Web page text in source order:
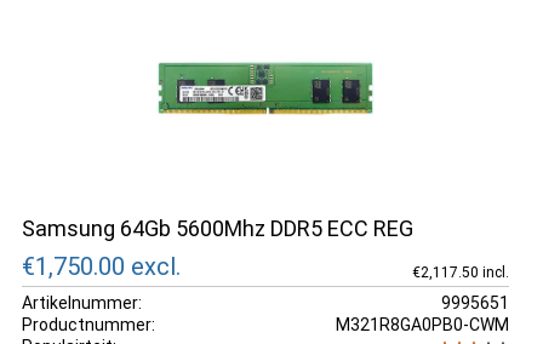
Samsung 64Gb 5600Mhz DDR5 ECC REG
€1,750.00 excl. €2,117.50 incl.
Artikelnummer:
9995651
Productnummer:
M321R8GA0PB0-CWM